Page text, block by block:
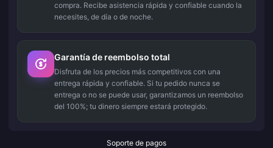
compra. Recibe asistencia rápida y confiable cuando la
necesites, de día o de noche.
Garantía de reembolso total
Disfruta de los precios más competitivos con una
entrega rápida y confiable. Si tu pedido nunca se
entrega o no se puede usar, garantizamos un reembolso
del 100%; tu dinero siempre estará protegido.
Soporte de pagos